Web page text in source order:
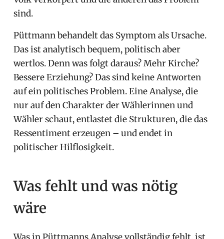
sind.
Püttmann behandelt das Symptom als Ursache.
Das ist analytisch bequem, politisch aber
wertlos. Denn was folgt daraus? Mehr Kirche?
Bessere Erziehung? Das sind keine Antworten
auf ein politisches Problem. Eine Analyse, die
nur auf den Charakter der Wählerinnen und
Wähler schaut, entlastet die Strukturen, die das
Ressentiment erzeugen – und endet in
politischer Hilflosigkeit.
Was fehlt und was nötig
wäre